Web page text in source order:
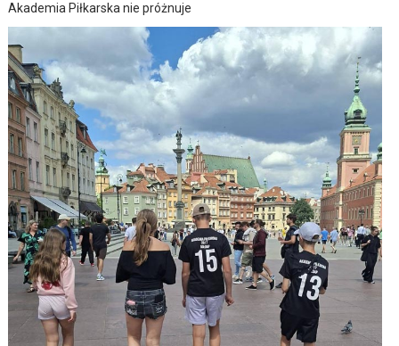
Akademia Piłkarska nie próżnuje